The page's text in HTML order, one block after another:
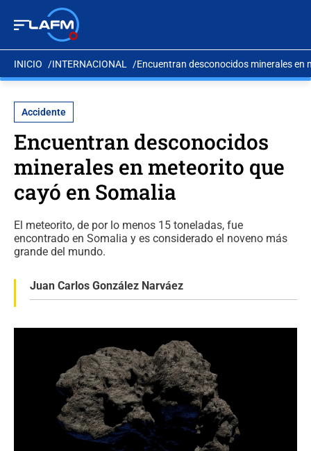
INICIO INTERNACIONAL Encuentran desconocidos minerales en
Accidente
Encuentran desconocidos
minerales en meteorito que
cayó en Somalia
El meteorito, de por lo menos 15 toneladas, fue
encontrado en Somalia y es considerado el noveno más
grande del mundo.
Juan Carlos González Narváez